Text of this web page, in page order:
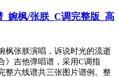
婉枫/张朕_C调完整版_高
枫张朕演唱，诉说时光的流逝
》吉他弹唱谱，采用C调指
整六线谱共三张图片谱例。整